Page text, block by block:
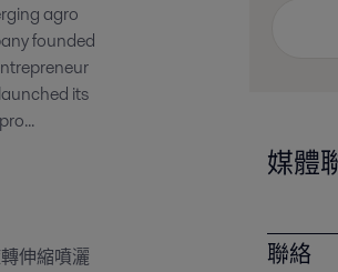
agro
founded
its
伸縮噴灑
媒體
聯絡